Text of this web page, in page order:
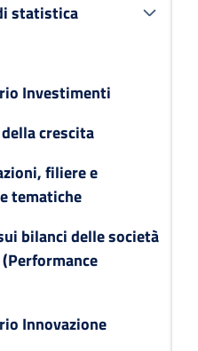
statistica
Investimenti
crescita
filiere e
tematiche
bilanci delle società
Innovazione